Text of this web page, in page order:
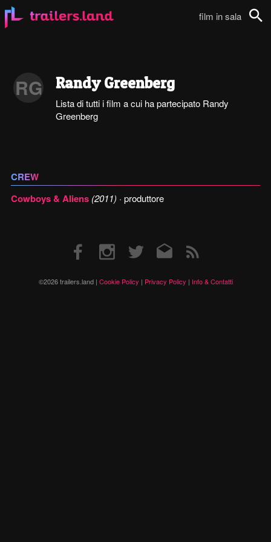
film in sala
RG Randy Greenberg
Lista di tutti i film a cui ha partecipato Randy
Greenberg
CREW
Cowboys & Aliens (2011) · produttore
©2026 trailers.land | Cookie Policy | Privacy Policy | Info & Contatti